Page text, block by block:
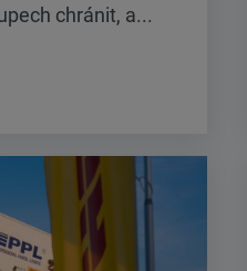
chránit, a...